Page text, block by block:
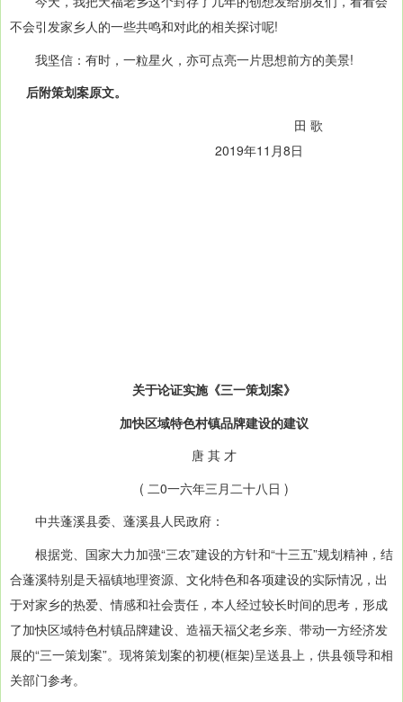
不会引发家乡人的一些共鸣和对此的相关探讨呢!
我坚信：有时，一粒星火，亦可点亮一片思想前方的美景!
后附策划案原文。
田 歌
2019年11月8日
关于论证实施《三一策划案》
加快区域特色村镇品牌建设的建议
唐 其 才
( 二0一六年三月二十八日 )
中共蓬溪县委、蓬溪县人民政府：
根据党、国家大力加强“三农”建设的方针和“十三五”规划精神，结
合蓬溪特别是天福镇地理资源、文化特色和各项建设的实际情况，出
于对家乡的热爱、情感和社会责任，本人经过较长时间的思考，形成
了加快区域特色村镇品牌建设、造福天福父老乡亲、带动一方经济发
展的“三一策划案”。现将策划案的初梗(框架)呈送县上，供县领导和相
关部门参考。